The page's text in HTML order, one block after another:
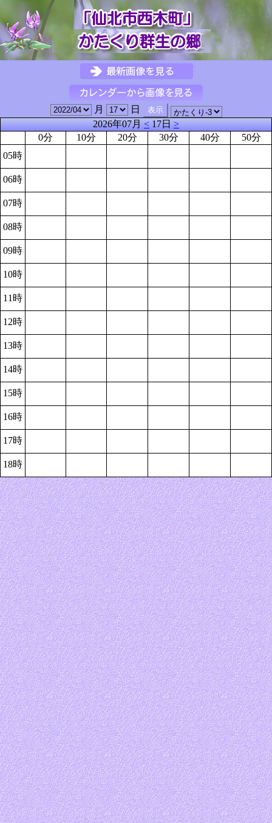
月
日
2026年07月<17日>
0分
10分 20分 30分 40分
50分
05時
06時
07時
08時
09時
10時
11時
12時
13時
14時
15時
16時
17時
18時